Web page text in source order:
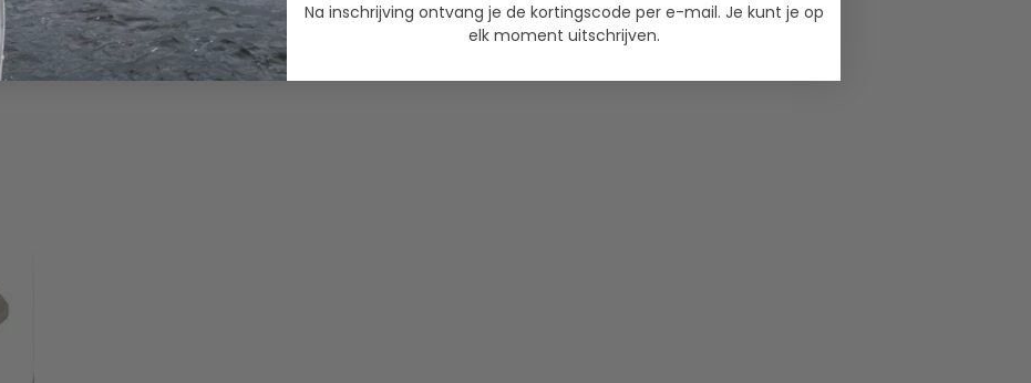
Na inschrijving ontvang je de kortingscode per e-mail. Je kunt je op
elk moment uitschrijven.